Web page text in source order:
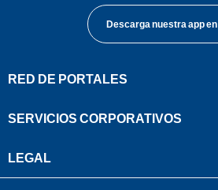
Descarga nuestra app en
RED DE PORTALES
SERVICIOS CORPORATIVOS
LEGAL